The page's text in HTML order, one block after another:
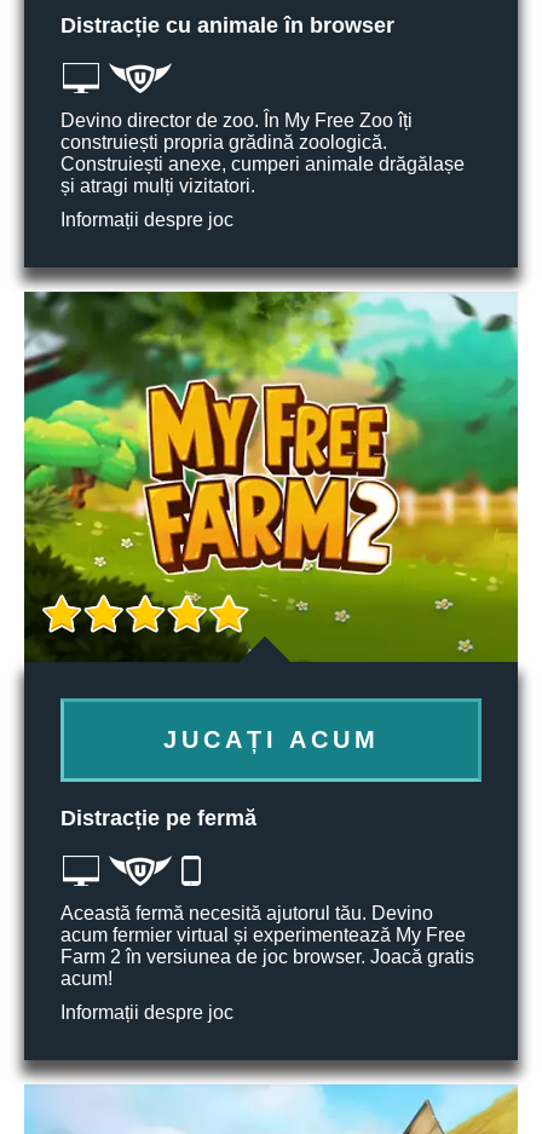
Distracție cu animale în browser
Devino director de zoo. În My Free Zoo îți
construiești propria grădină zoologică.
Construiești anexe, cumperi animale drăgălașe
și atragi mulți vizitatori.
Informații despre joc
JUCAȚI ACUM
Distracție pe fermă
Această fermă necesită ajutorul tău. Devino
acum fermier virtual și experimentează My Free
Farm 2 în versiunea de joc browser. Joacă gratis
acum!
Informații despre joc